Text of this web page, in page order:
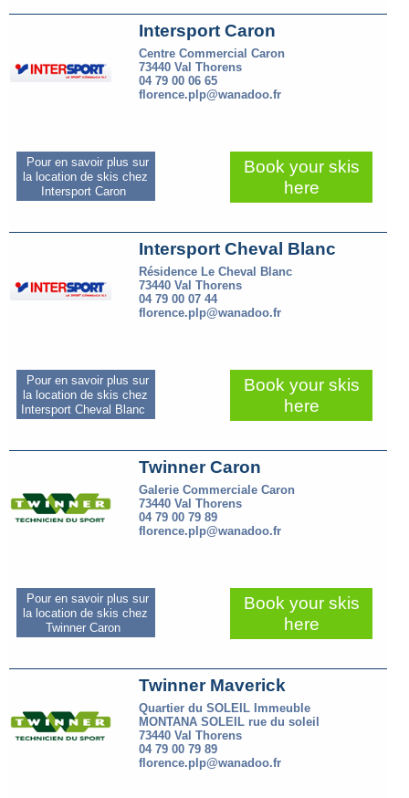
Intersport Caron
Centre Commercial Caron
73440 Val Thorens
04 79 00 06 65
florence.plp@wanadoo.fr
Pour en savoir plus sur
la location de skis chez
Intersport Caron
Book your skis
here
Intersport Cheval Blanc
Résidence Le Cheval Blanc
73440 Val Thorens
04 79 00 07 44
florence.plp@wanadoo.fr
Pour en savoir plus sur
la location de skis chez
Intersport Cheval Blanc
Book your skis
here
Twinner Caron
Galerie Commerciale Caron
73440 Val Thorens
04 79 00 79 89
florence.plp@wanadoo.fr
Pour en savoir plus sur
la location de skis chez
Twinner Caron
Book your skis
here
Twinner Maverick
Quartier du SOLEIL Immeuble
MONTANA SOLEIL rue du soleil
73440 Val Thorens
04 79 00 79 89
florence.plp@wanadoo.fr